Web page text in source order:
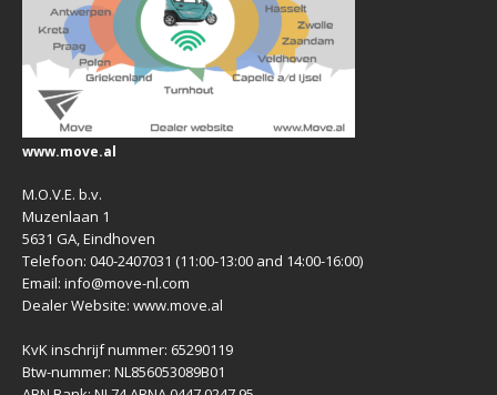
www.move.al
M.O.V.E. b.v.
Muzenlaan 1
5631 GA, Eindhoven
Telefoon: 040-2407031 (11:00-13:00 and 14:00-16:00)
Email: info@move-nl.com
Dealer Website: www.move.al
KvK inschrijf nummer: 65290119
Btw-nummer: NL856053089B01